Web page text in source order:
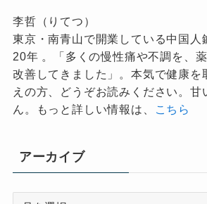
李哲（りてつ）
東京・南青山で開業している中国人
20年 。「多くの慢性痛や不調を、
改善してきました」。本気で健康を
えの方、どうぞお読みください。甘
ん。もっと詳しい情報は、
こちら
アーカイブ